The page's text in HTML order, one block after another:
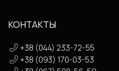
КОНТАКТЫ
+38 (044) 233-72-55
+38 (093) 170-03-53